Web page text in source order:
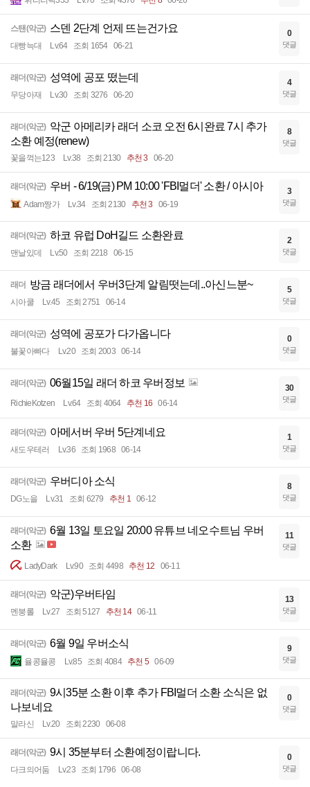
스탠(악군) 스덴 2단계 언제 뜨는건가요
대빵늑대 Lv.64 조회 1654 06-21
0
댓글
래더(악군) 성역에 공포 떴는데
무당아재 Lv.30 조회 3276 06-20
4
댓글
래더(악군) 악군 아메리카 래더 소코 오전 6시완료 7시 추가
소환 예정(renew)
꽃을꺽는123 Lv.38 조회 2130 추천 3 06-20
8
댓글
래더(악군) 우버 - 6/19(금) PM 10:00 'FBI멀더' 소환 / 아시아
Adam짱가 Lv.34 조회 2130 추천 3 06-19
3
댓글
래더(악군) 하코 유럽 DoH길드 소환완료
맨날있데 Lv.50 조회 2218 06-15
2
댓글
래더 방금 래더에서 우버3단계 알림떳는데..아신느분~
시아쿨 Lv.45 조회 2751 06-14
5
댓글
래더(악군) 성역에 공포가 다가옵니다
불꽃아빠다 Lv.20 조회 2003 06-14
0
댓글
래더(악군) 06월15일 래더 하코 우버정보
RichieKotzen Lv.64 조회 4064 추천 16 06-14
30
댓글
래더(악군) 아메서버 우버 5단계네요
새도우테러 Lv.36 조회 1968 06-14
1
댓글
래더(악군) 우버디아 소식
DG노을 Lv.31 조회 6279 추천 1 06-12
8
댓글
래더(악군) 6월 13일 토요일 20:00 유튜브 네오수트님 우버
소환
LadyDark Lv.90 조회 4498 추천 12 06-11
11
댓글
래더(악군) 악군)우버타임
멘붕롤 Lv.27 조회 5127 추천 14 06-11
13
댓글
래더(악군) 6월 9일 우버소식
율콩율콩 Lv.85 조회 4084 추천 5 06-09
9
댓글
래더(악군) 9시35분 소환 이후 추가 FBI멀더 소환 소식은 없
나보네요
말라신 Lv.20 조회 2230 06-08
0
댓글
래더(악군) 9시 35분부터 소환예정이랍니다.
다크의어둠 Lv.23 조회 1796 06-08
0
댓글